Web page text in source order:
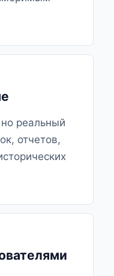
реальный
отчетов,